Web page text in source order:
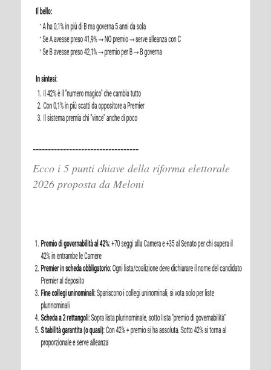
-----------------------------------
Ecco i 5 punti chiave della riforma elettorale
2026 proposta da Meloni